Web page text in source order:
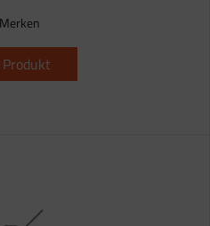
Merken